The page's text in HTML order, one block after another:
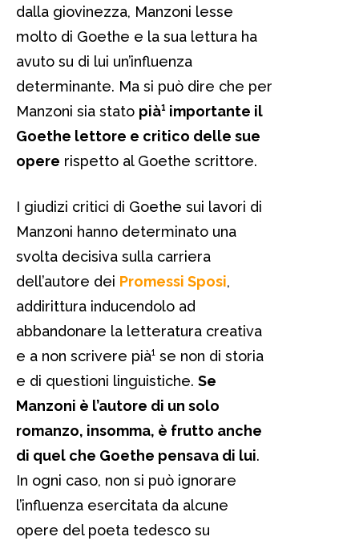
dalla giovinezza, Manzoni lesse
molto di Goethe e la sua lettura ha
avuto su di lui un’influenza
determinante. Ma si può dire che per
Manzoni sia stato pià¹ importante il
Goethe lettore e critico delle sue
opere rispetto al Goethe scrittore.
I giudizi critici di Goethe sui lavori di
Manzoni hanno determinato una
svolta decisiva sulla carriera
dell’autore dei Promessi Sposi,
addirittura inducendolo ad
abbandonare la letteratura creativa
e a non scrivere pià¹ se non di storia
e di questioni linguistiche. Se
Manzoni è l’autore di un solo
romanzo, insomma, è frutto anche
di quel che Goethe pensava di lui.
In ogni caso, non si può ignorare
l’influenza esercitata da alcune
opere del poeta tedesco su